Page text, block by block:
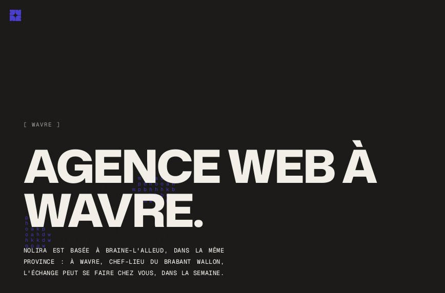
[ WAVRE ]
AGENCE WEB À
WAVRE.
NOLIRA EST BASÉE À BRAINE-L'ALLEUD, DANS LA MÊME
PROVINCE : À WAVRE, CHEF-LIEU DU BRABANT WALLON,
L'ÉCHANGE PEUT SE FAIRE CHEZ VOUS, DANS LA SEMAINE.